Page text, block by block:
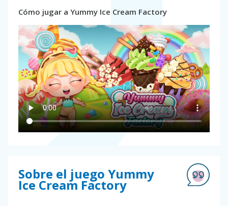
Cómo jugar a Yummy Ice Cream Factory
Sobre el juego Yummy
Ice Cream Factory